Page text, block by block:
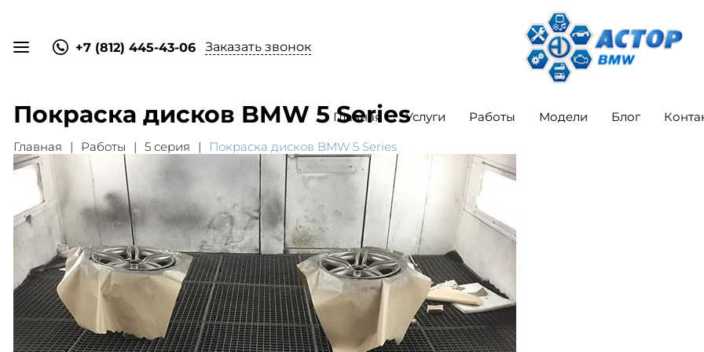
+7 (812) 445-43-06 Заказать звонок
Главная Услуги Работы Модели Блог
Покраска дисков BMW 5 Series
Главная Работы 5 серия Покраска дисков BMW 5 Series